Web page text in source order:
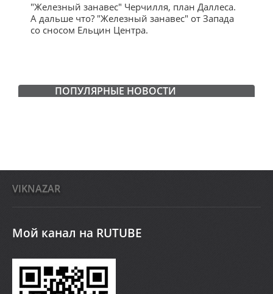
"Железный занавес" Черчилля, план Даллеса.
А дальше что? "Железный занавес" от Запада
со сносом Ельцин Центра.
ПОПУЛЯРНЫЕ НОВОСТИ
VIKNAZAR
Мой канал на RUTUBE